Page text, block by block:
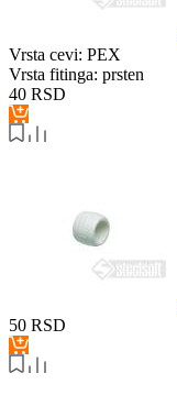
Vrsta cevi: PEX
Vrsta fitinga: prsten
40 RSD
50 RSD